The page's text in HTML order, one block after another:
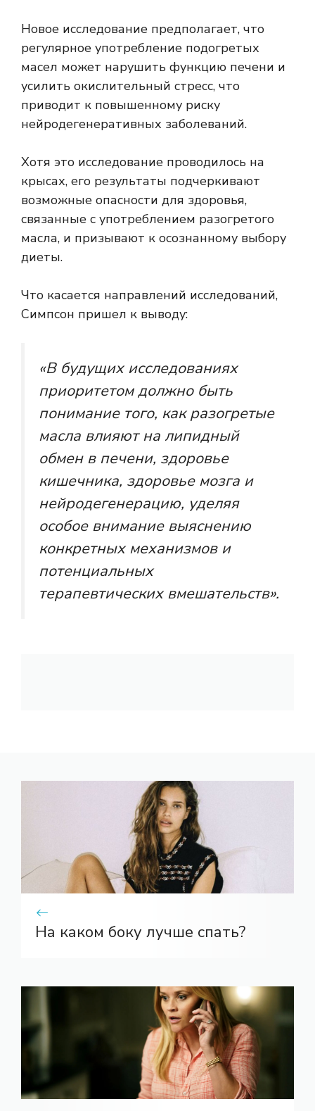
Новое исследование предполагает, что
регулярное употребление подогретых
масел может нарушить функцию печени и
усилить окислительный стресс, что
приводит к повышенному риску
нейродегенеративных заболеваний.
Хотя это исследование проводилось на
крысах, его результаты подчеркивают
возможные опасности для здоровья,
связанные с употреблением разогретого
масла, и призывают к осознанному выбору
диеты.
Что касается направлений исследований,
Симпсон пришел к выводу:
«В будущих исследованиях
приоритетом должно быть
понимание того, как разогретые
масла влияют на липидный
обмен в печени, здоровье
кишечника, здоровье мозга и
нейродегенерацию, уделяя
особое внимание выяснению
конкретных механизмов и
потенциальных
терапевтических вмешательств».
На каком боку лучше спать?